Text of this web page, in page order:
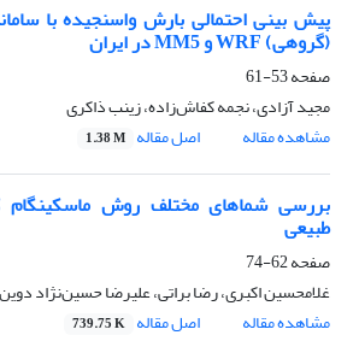
پیش بینی احتمالی بارش واسنجیده با
(گروهی) WRF و MM5 در ایران
صفحه53-61
مجید آزادی، نجمه کفاش‌زاده، زینب ذاکری
مشاهده مقاله
اصل مقاله 1.38 M
بررسی شماهای مختلف روش ماسکینگام
طبیعی
صفحه62-74
غلامحسین اکبری، رضا براتی، علیرضا حسین‌نژاد دوین
مشاهده مقاله
اصل مقاله 739.75 K